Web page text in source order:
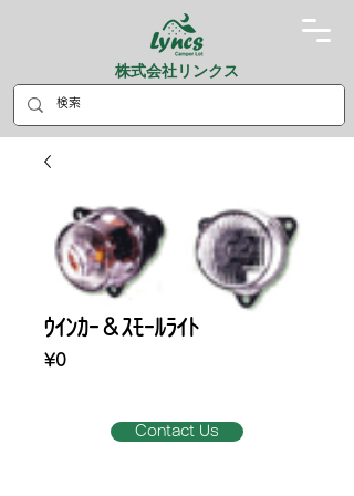
株式会社リンクス
ｳｲﾝｶｰ＆ｽﾓｰﾙﾗｲﾄ
¥0Price
Contact Us